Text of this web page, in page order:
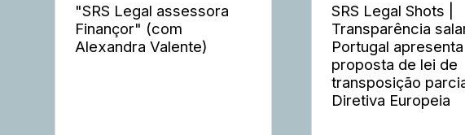
"SRS Legal assessora
Finançor" (com
Alexandra Valente)
SRS Legal Shots |
Transparência
Portugal apresenta
proposta de lei de
transposição
Diretiva Europeia